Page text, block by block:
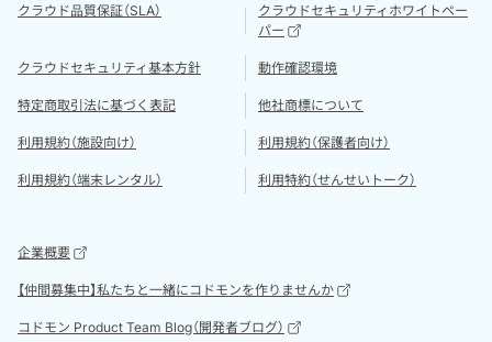
宮崎オフィス
宮崎県宮崎市広島2丁目10番20
号 坂下ビル 5F
68,250,000円
クラウド品質保証（SLA）
クラウドセキュリティホワイトペー
パー
クラウドセキュリティ基本方針 動作確認環境
特定商取引法に基づく表記 他社商標について
利用規約（施設向け） 利用規約（保護者向け）
利用規約（端末レンタル） 利用特約（せんせいトーク）
企業概要
【仲間募集中】私たちと一緒にコドモンを作りませんか
コドモン Product Team Blog（開発者ブログ）